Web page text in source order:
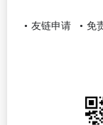
友链申请 免